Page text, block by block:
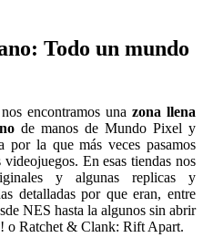
Todo un mundo
encontramos una zona llena
de manos de Mundo Pixel y
por la que más veces pasamos
En esas tiendas nos
y algunas replicas y
detalladas por que eran, entre
NES hasta la algunos sin abrir
o Ratchet & Clank: Rift Apart.